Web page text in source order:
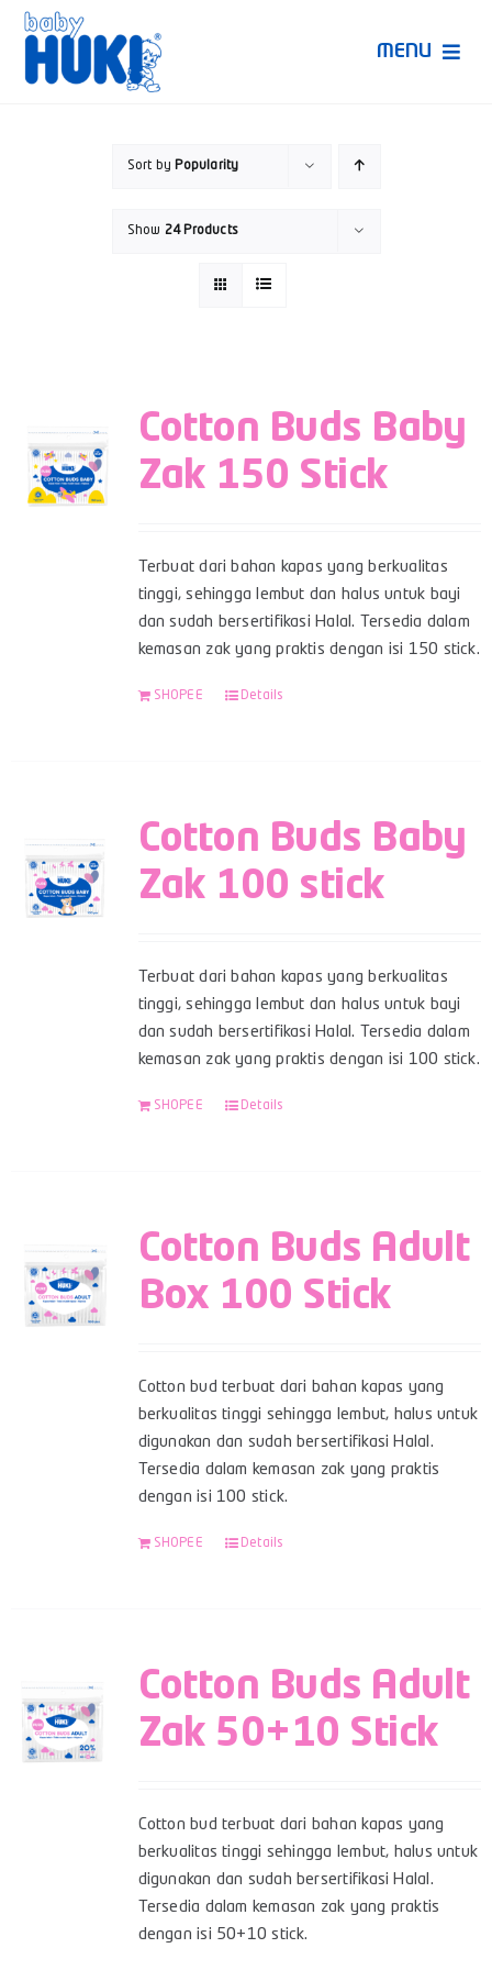
Skip
content
MENU
Sort by Popularity
Show 24 Products
Cotton Buds Baby
Zak 150 Stick
Terbuat dari bahan kapas yang berkualitas
tinggi, sehingga lembut dan halus untuk bayi
dan sudah bersertifikasi Halal. Tersedia dalam
kemasan zak yang praktis dengan isi 150 stick.
SHOPEE Details
Cotton Buds Baby
Zak 100 stick
Terbuat dari bahan kapas yang berkualitas
tinggi, sehingga lembut dan halus untuk bayi
dan sudah bersertifikasi Halal. Tersedia dalam
kemasan zak yang praktis dengan isi 100 stick.
SHOPEE Details
Cotton Buds Adult
Box 100 Stick
Cotton bud terbuat dari bahan kapas yang
berkualitas tinggi sehingga lembut, halus untuk
digunakan dan sudah bersertifikasi Halal.
Tersedia dalam kemasan zak yang praktis
dengan isi 100 stick.
SHOPEE Details
Cotton Buds Adult
Zak 50+10 Stick
Cotton bud terbuat dari bahan kapas yang
berkualitas tinggi sehingga lembut, halus untuk
digunakan dan sudah bersertifikasi Halal.
Tersedia dalam kemasan zak yang praktis
dengan isi 50+10 stick.